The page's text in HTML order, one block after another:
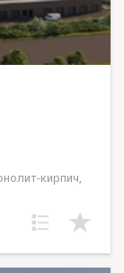
кирпич,